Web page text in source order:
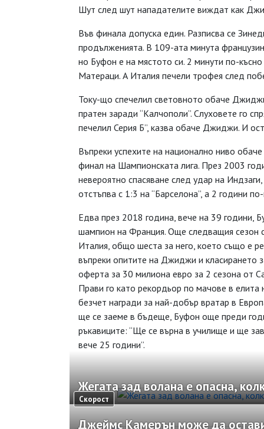
Шут след шут нападателите виждат как
Във финала допуска един. Разписва се
продълженията. В 109-ата минута
но Буфон е на мястото си. 2 минути по-
Матераци. А Италия печели трофея след
Току-що спечелил световното обаче
пратен заради “Калчополи”. Слуховете го
печелил Серия Б”, казва обаче Джиджи. И
Въпреки успехите на национално ниво
финал на Шампионската лига. През 2003
невероятно спасяване след удар на
отстъпва с 1:3 на “Барселона”, а 2 години
Едва през 2018 година, вече на 39 години,
шампион на Франция. Още следващия сезон
Италия, общо шеста за него, което също е
въпреки опитите на Джиджи и класирането
оферта за 30 милиона евро за 2 сезона от
Прави го като рекордьор по мачове в елита
безчет награди за най-добър вратар в
ще се заеме в бъдеще, Буфон още преди
ръкавиците: “Ще се върна в училище и ще
вече 25 години”.
Скорост
Жегата зад волана е опасна,
Джеймс Камерън може да